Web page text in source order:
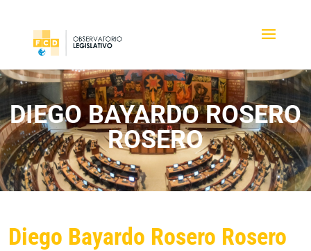
DIEGO BAYARDO ROSERO
ROSERO
Diego Bayardo Rosero Rosero